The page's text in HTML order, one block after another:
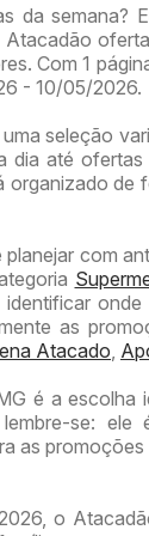
da
Com 1
- 10/05/2026.
seleção
dia até
de
com
as
Atacado
é a escolha
se:
as
o